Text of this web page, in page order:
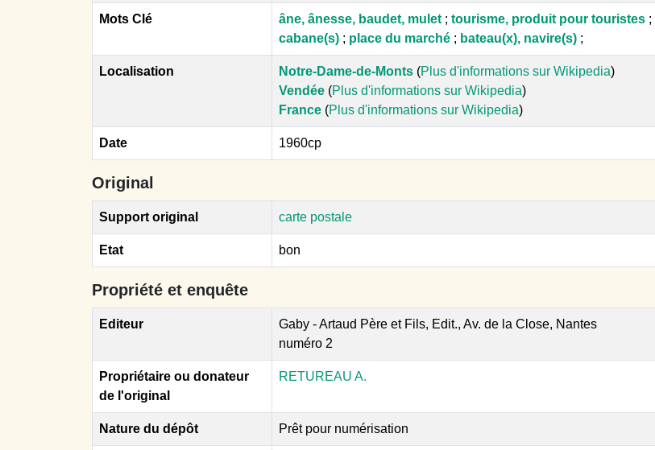
Mots Clé âne, ânesse, baudet, mulet ; tourisme, produit pour touristes ;
cabane(s) ; place du marché ; bateau(x), navire(s) ;
Localisation Notre-Dame-de-Monts (Plus d'informations sur Wikipedia)
Vendée (Plus d'informations sur Wikipedia)
France (Plus d'informations sur Wikipedia)
Date 1960cp
Original
Support original carte postale
Etat bon
Propriété et enquête
Editeur
Gaby - Artaud Père et Fils, Edit., Av. de la Close, Nantes
numéro 2
Propriétaire ou donateur
de l'original
RETUREAU A.
Nature du dépôt Prêt pour numérisation